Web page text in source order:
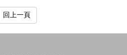
回上一頁